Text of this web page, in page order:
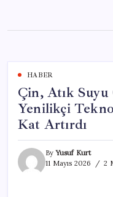
content
HABER
Çin, Atık
Yenilikçi
Kat Artırdı
ByYusuf Kurt
11 Mayıs 2026
2